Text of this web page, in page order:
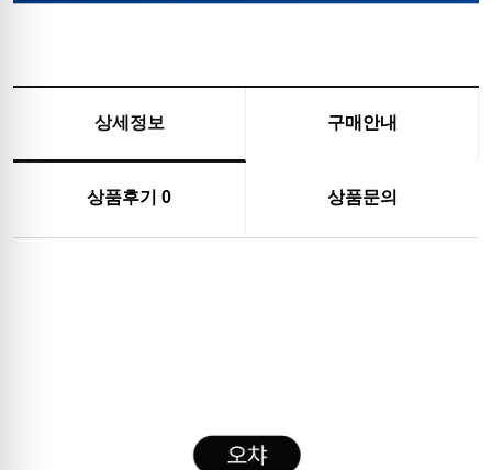
상세정보 구매안내
상품후기 0 상품문의